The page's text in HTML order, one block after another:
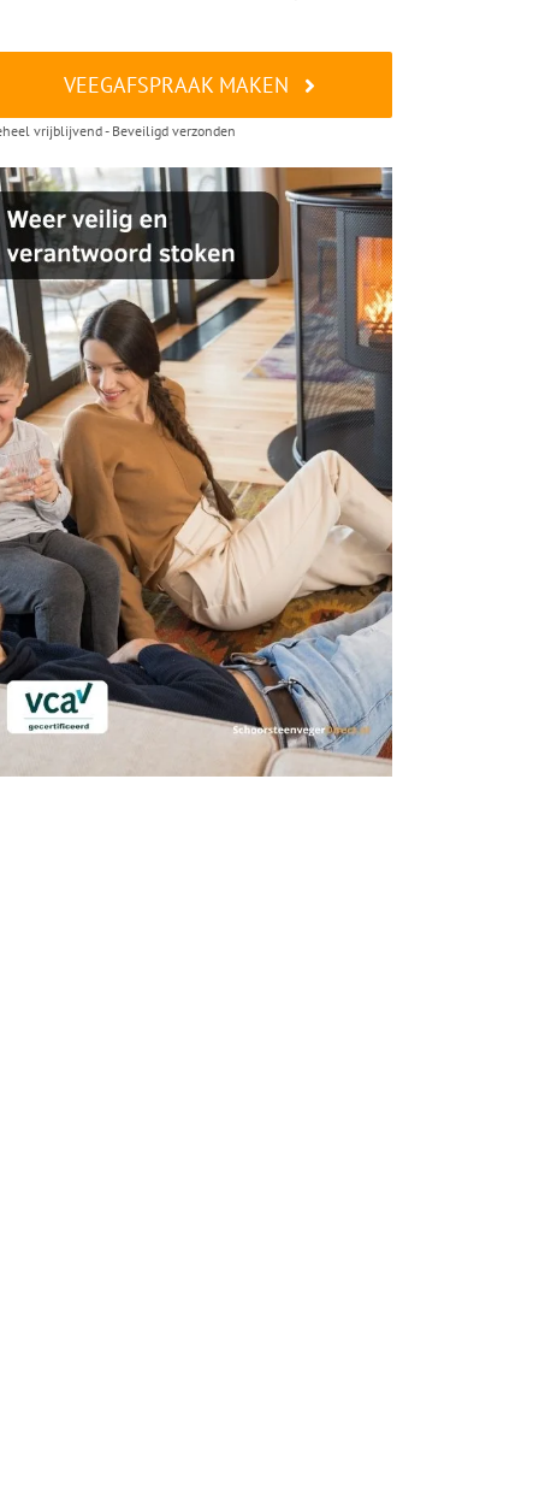
VEEGAFSPRAAK MAKEN
vrijblijvend - Beveiligd verzonden